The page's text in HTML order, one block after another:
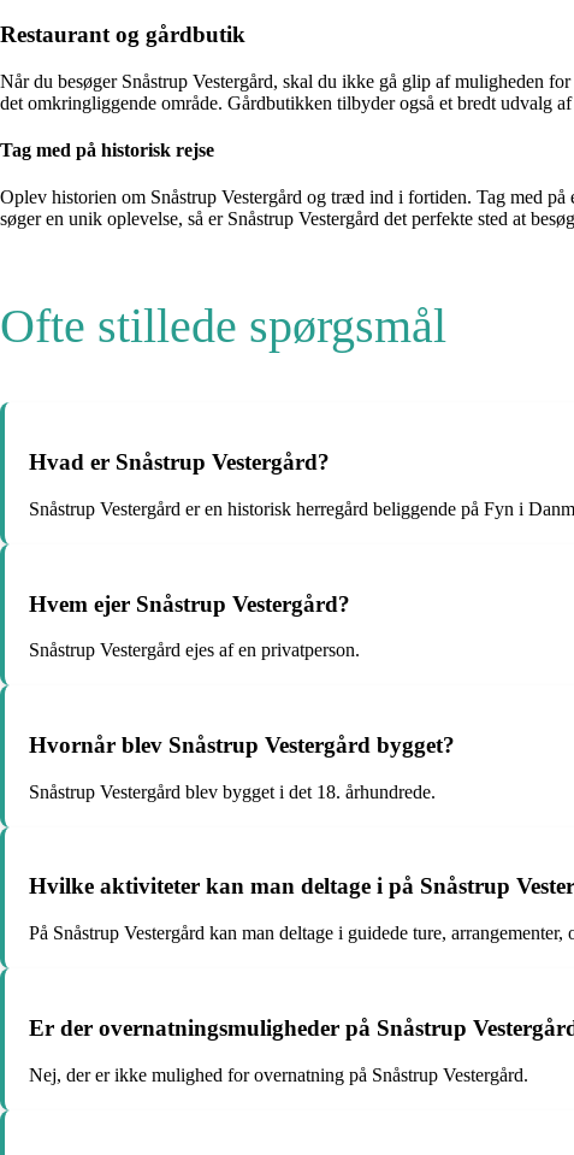
Restaurant og gårdbutik
Når du besøger Snåstrup Vestergård, skal du ikke gå glip af muligheden
det omkringliggende område. Gårdbutikken tilbyder også et bredt udvalg
Tag med på historisk rejse
Oplev historien om Snåstrup Vestergård og træd ind i fortiden. Tag med
søger en unik oplevelse, så er Snåstrup Vestergård det perfekte sted at
Ofte stillede spørgsmål
Hvad er Snåstrup Vestergård?
Snåstrup Vestergård er en historisk herregård beliggende på Fyn i
Hvem ejer Snåstrup Vestergård?
Snåstrup Vestergård ejes af en privatperson.
Hvornår blev Snåstrup Vestergård bygget?
Snåstrup Vestergård blev bygget i det 18. århundrede.
Hvilke aktiviteter kan man deltage i på Snåstrup
På Snåstrup Vestergård kan man deltage i guidede ture,
Er der overnatningsmuligheder på Snåstrup
Nej, der er ikke mulighed for overnatning på Snåstrup Vestergård.